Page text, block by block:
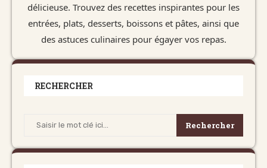
délicieuse. Trouvez des recettes inspirantes pour les
entrées, plats, desserts, boissons et pâtes, ainsi que
des astuces culinaires pour égayer vos repas.
RECHERCHER
Rechercher